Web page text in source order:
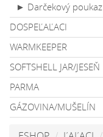
► Darčekový poukaz
DOSPEĽAĽACI
WARMKEEPER
SOFTSHELL JAR/JESEŇ
PARMA
GÁZOVINA/MUŠELÍN